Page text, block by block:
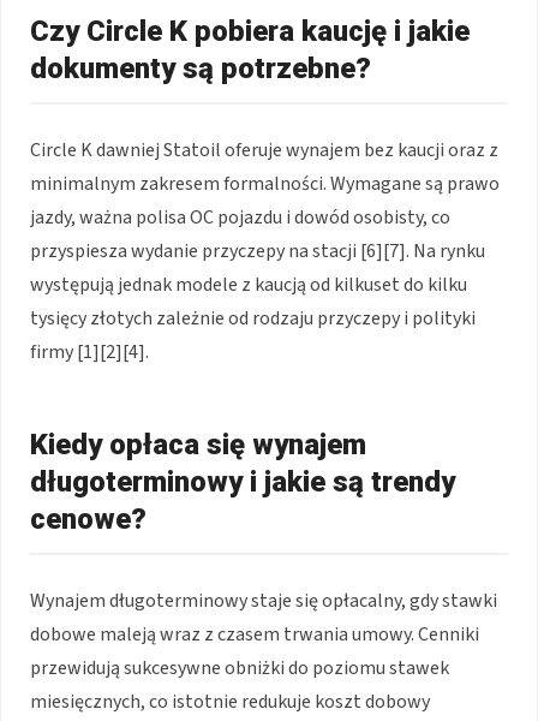
Czy Circle K pobiera kaucję i jakie
dokumenty są potrzebne?
Circle K dawniej Statoil oferuje wynajem bez kaucji oraz z
minimalnym zakresem formalności. Wymagane są prawo
jazdy, ważna polisa OC pojazdu i dowód osobisty, co
przyspiesza wydanie przyczepy na stacji [6][7]. Na rynku
występują jednak modele z kaucją od kilkuset do kilku
tysięcy złotych zależnie od rodzaju przyczepy i polityki
firmy [1][2][4].
Kiedy opłaca się wynajem
długoterminowy i jakie są trendy
cenowe?
Wynajem długoterminowy staje się opłacalny, gdy stawki
dobowe maleją wraz z czasem trwania umowy. Cenniki
przewidują sukcesywne obniżki do poziomu stawek
miesięcznych, co istotnie redukuje koszt dobowy